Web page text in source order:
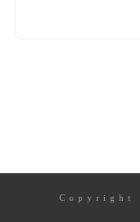
Copyright